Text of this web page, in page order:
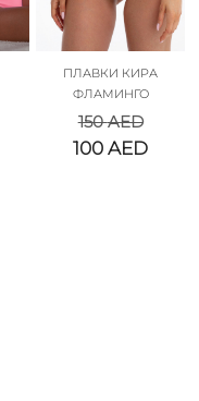
ПЛАВКИ КИРА
ФЛАМИНГО
150AED
100AED